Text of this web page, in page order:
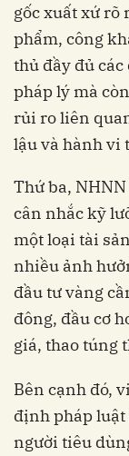
gốc xuất xứ rõ
phẩm, công
thủ đầy đủ
pháp lý mà
rủi ro liên
lậu và hành vi
Thứ ba,
cân nhắc kỹ
một loại tài
nhiều ảnh
đầu tư vàng
đông, đầu cơ
giá, thao túng
Bên cạnh đó,
định pháp luật
người tiêu